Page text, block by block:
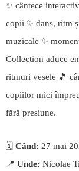
✨ cântece
copii ✨ dans, ritm
muzicale ✨
Collection aduce
ritmuri vesele 🎵
copiilor mici
fără presiune.
🗓️ Când: 27 mai
📍 Unde: Nicolae